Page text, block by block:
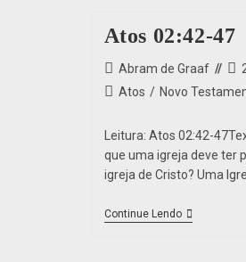
Atos 02:42-47
Abram de Graaf
Atos / Novo
Leitura: Atos 02:42-
que uma igreja deve ter
igreja de Cristo? Uma
Continue Lendo